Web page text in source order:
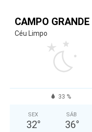
CAMPO GRANDE
Céu Limpo
33 %
SEX
32°
SÁB
36°